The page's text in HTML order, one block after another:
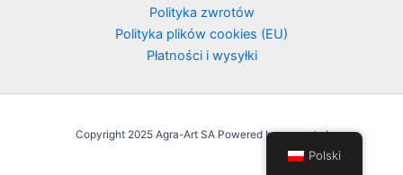
Polityka zwrotów
Polityka plików cookies (EU)
Płatności i wysyłki
Copyright 2025 Agra-Art SA Powered by agraart.pl
Polski